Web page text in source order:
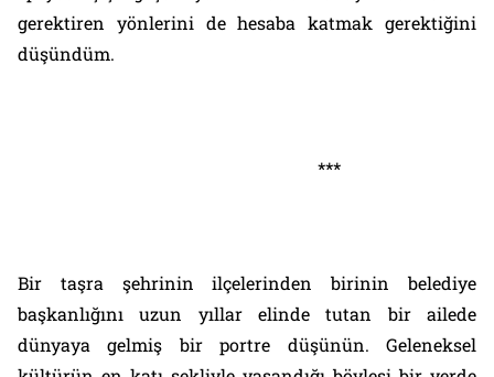
gerektiren yönlerini de hesaba katmak gerektiğini
düşündüm.
***
Bir taşra şehrinin ilçelerinden birinin belediye
başkanlığını uzun yıllar elinde tutan bir ailede
dünyaya gelmiş bir portre düşünün. Geleneksel